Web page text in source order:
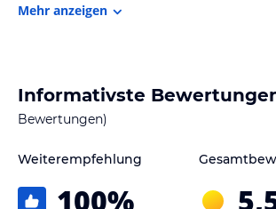
Kilometer entfernt und bieten weitere
Zimmer / Unterbringung im Hotel
Das Ocean House Scheveningen bietet
gemütlichen Sitzbereich mit einem Flachbild-TV,
ist mit kostenfreien Pflegeprodukten, einem
Mehr anzeigen
Informativste
Bewertungen)
Weiterempfehlung
100%